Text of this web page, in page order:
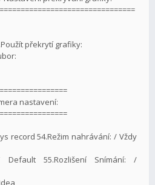
překrytí grafiky:
nastavení:
record 54.Režim nahrávání: / Vždy
Default 55.Rozlišení Snímání: /